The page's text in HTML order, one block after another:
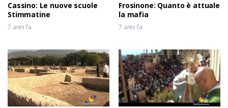
Cassino: Le nuove scuole
Stimmatine
7 anni fa
Frosinone: Quanto è attuale
la mafia
7 anni fa